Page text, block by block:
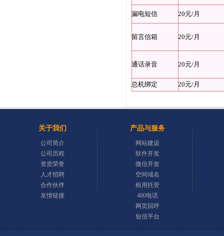
漏电短信 20元/月
留言信箱 20元/月
通话录音 20元/月
总机绑定 20元/月
关于我们
公司简介
公司历程
资质荣誉
人才招聘
合作伙伴
友情链接
产品与服务
网站建设
软件开发
微信开发
空间域名
租用托管
400电话
网页回呼
短信平台